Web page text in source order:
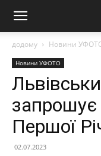
додому Новини
Новини УФОТО
запрошує
Першої
02.07.2023